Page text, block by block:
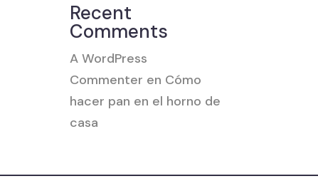
Recent
Comments
A WordPress
Commenter en Cómo
hacer pan en el horno de
casa